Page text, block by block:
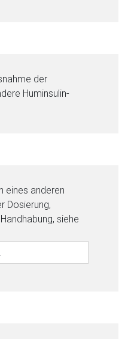
der
Huminsulin-
eines anderen
Dosierung,
siehe